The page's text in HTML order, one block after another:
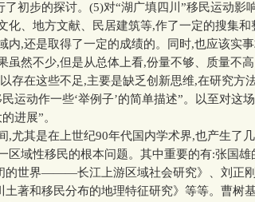
初步的探讨。(5)对“湖广填四川”移民运动影
化、地方文献、民居建筑等,作了一定的搜集和
内,还是取得了一定的成绩的。同时,也应该实
虽然不少,但是从总体上看,份量不够、质量不
存在这些不足,主要是缺乏创新思维,在研究方
运动作一些‘举例子’的简单描述”。以至对这
进展”。
其是在上世纪90年代国内学术界,也产生了
区域性移民的根本问题。其中重要的有:张国雄
的世界———长江上游区域社会研究》、刘正
著和移民分布的地理特征研究》等等。曹树